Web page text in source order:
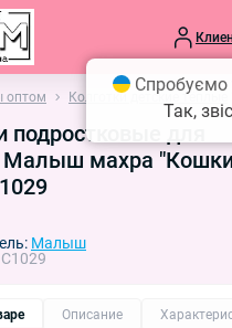
оптом Колготки детские тёплые
подростковые для
Малыш махра
Малыш
Описание
Спробуємо
Так,